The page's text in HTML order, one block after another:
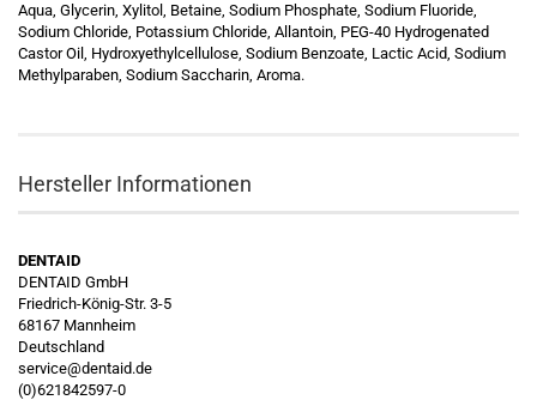
Aqua, Glycerin, Xylitol, Betaine, Sodium Phosphate, Sodium Fluoride,
Sodium Chloride, Potassium Chloride, Allantoin, PEG-40 Hydrogenated
Castor Oil, Hydroxyethylcellulose, Sodium Benzoate, Lactic Acid, Sodium
Methylparaben, Sodium Saccharin, Aroma.
Hersteller Informationen
DENTAID
DENTAID GmbH
Friedrich-König-Str. 3-5
68167 Mannheim
Deutschland
service@dentaid.de
(0)621842597-0